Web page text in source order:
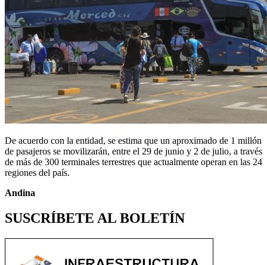
De acuerdo con la entidad, se estima que un aproximado de 1 millón
de pasajeros se movilizarán, entre el 29 de junio y 2 de julio, a través
de más de 300 terminales terrestres que actualmente operan en las 24
regiones del país.
Andina
SUSCRÍBETE AL BOLETÍN